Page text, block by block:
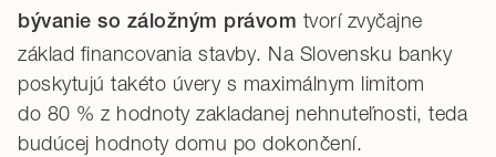
bývanie so záložným právom tvorí zvyčajne
základ financovania stavby. Na Slovensku banky
poskytujú takéto úvery s maximálnym limitom
do 80 % z hodnoty zakladanej nehnuteľnosti, teda
budúcej hodnoty domu po dokončení.